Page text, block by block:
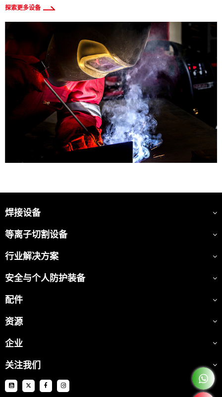
探索更多设备
焊接设备
等离子切割设备
行业解决方案
安全与个人防护装备
配件
资源
企业
关注我们